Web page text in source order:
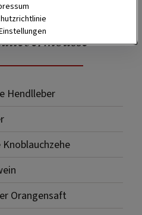
Hendlleber
Knoblauchzehe
Orangensaft